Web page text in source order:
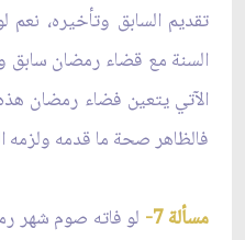
تقديم السابق وتأخيره،
السنة مع قضاء رمضان سابق
الآتي يتعين فضاء رمضان
فالظاهر صحة ما قدمه ولزمه
مسألة 7-
لو فاته صوم شهر